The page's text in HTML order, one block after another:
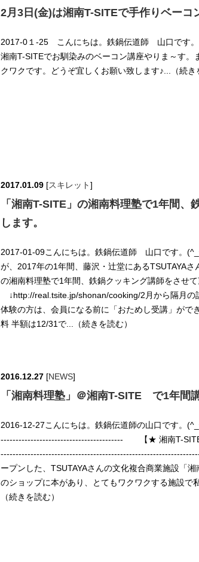
2月3日(金)は湘南T-SITEで手作りベーコ
2017-0１-25 こんにちは。鉄鍋伝道師 山口です
湘南T-SITEでお馴染みのベーコン講座やりま～す。
クワクです。どうぞ宜しくお願い致します♪...（続き
2017.01.09 [スキレット]
「湘南T-SITE」の湘南料理塾で1年間、
します。
2017-01-09こんにちは。鉄鍋伝道師 山口です。
が、2017年の1年間、藤沢・辻堂にあるTSUTAYAさ
の湘南料理塾で1年間、鉄鍋クッキング講師を
↓http://real.tsite.jp/shonan/cooking/2月から隔月の
体験の方は、会員になる前に「おためし受講」が
料 半額は12/31で...（続きを読む）
2016.12.27 [NEWS]
「湘南料理塾」＠湘南T-SITE で1年間
2016-12-27こんにちは。鉄鍋伝道師の山口です。
----------------------------------------- 【★ 湘南T-
ープンした、TSUTAYAさんの文化複合商業施設「湘
のショップに本があり、とてもワクワクする施設で
（続きを読む）